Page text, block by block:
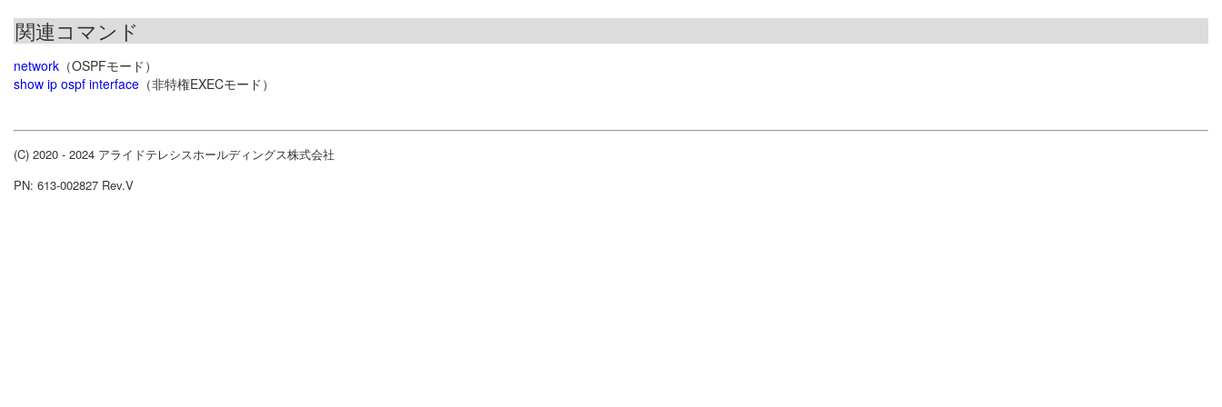
関連コマンド
network （OSPFモード）
show ip ospf interface （非特権EXECモード）
(C) 2020 - 2024 アライドテレシスホールディングス株式会社
PN: 613-002827 Rev.V